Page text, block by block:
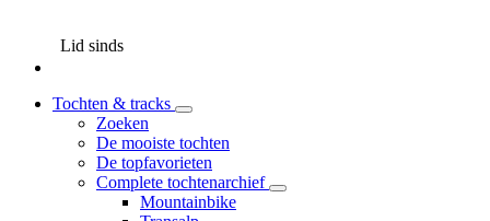
Lid sinds
Tochten & tracks
Zoeken
De mooiste tochten
De topfavorieten
Complete tochtenarchief
Mountainbike